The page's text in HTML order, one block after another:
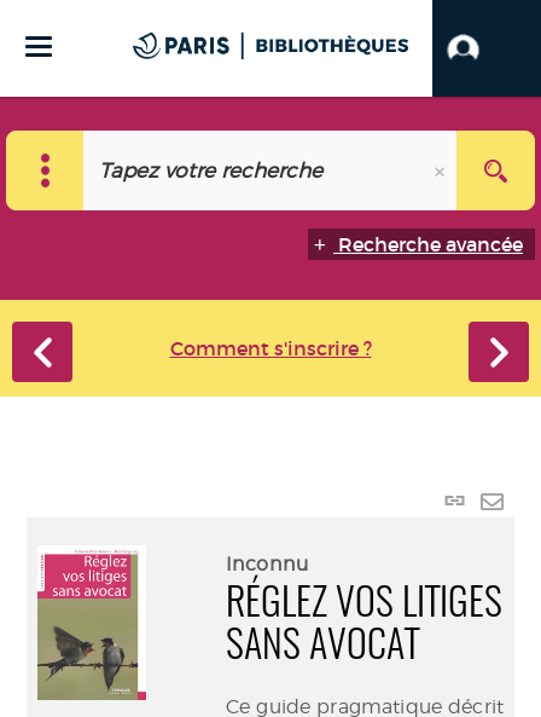
Recherche avancée
Comment s'inscrire ?
Lien
mail
Inconnu
RÉGLEZ VOS LITIGES
SANS AVOCAT
Ce guide pragmatique décrit